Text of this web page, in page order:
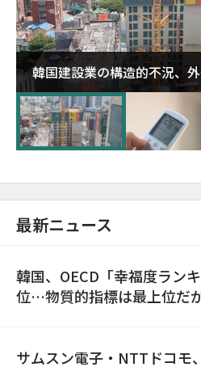
韓国建設業の構造的不況、
超が「ゾンビ企業」に…5年
最新ニュース
韓国、OECD「幸福度ラン
位…物質的指標は最上位だ
サムスン電子・NTTドコモ